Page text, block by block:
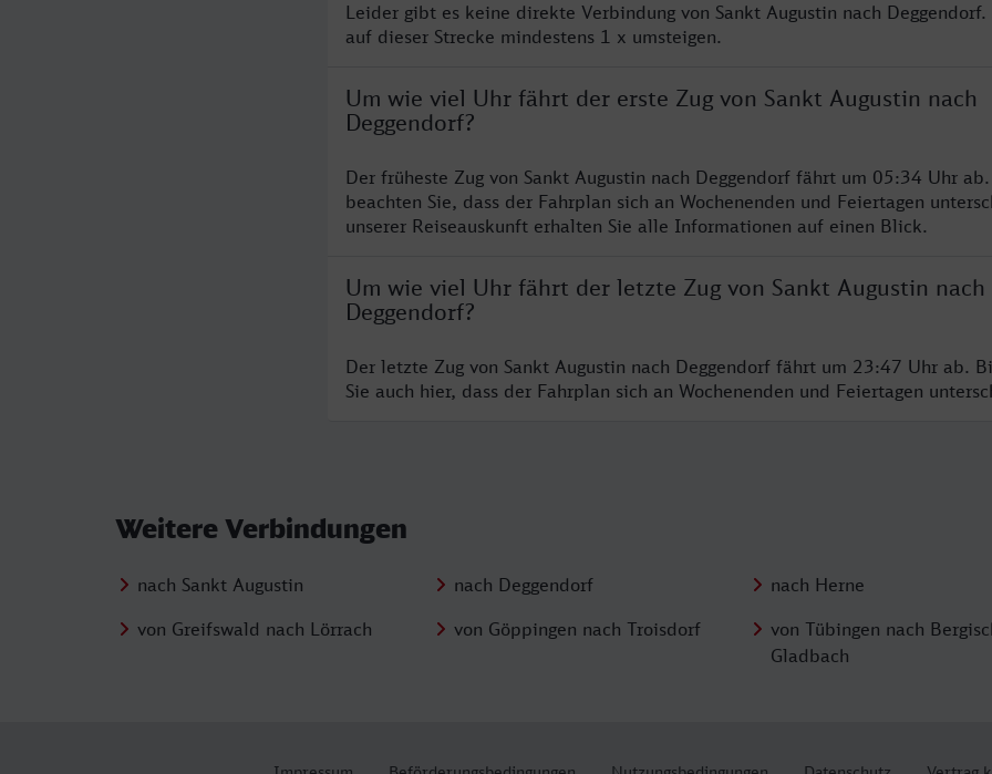
Leider gibt es keine direkte Verbindung von Sankt Augustin nach Deggendorf.
auf dieser Strecke mindestens 1 x umsteigen.
Um wie viel Uhr fährt der erste Zug von Sankt Augustin nach
Deggendorf?
Der früheste Zug von Sankt Augustin nach Deggendorf fährt um 05:34 Uhr
beachten Sie, dass der Fahrplan sich an Wochenenden und Feiertagen
unserer Reiseauskunft erhalten Sie alle Informationen auf einen Blick.
Um wie viel Uhr fährt der letzte Zug von Sankt Augustin nach
Deggendorf?
Der letzte Zug von Sankt Augustin nach Deggendorf fährt um 23:47 Uhr ab.
Sie auch hier, dass der Fahrplan sich an Wochenenden und Feiertagen
Weitere Verbindungen
nach Sankt Augustin nach Deggendorf nach Herne
von Greifswald nach Lörrach
von Göppingen nach Troisdorf
von Tübingen nach
Gladbach